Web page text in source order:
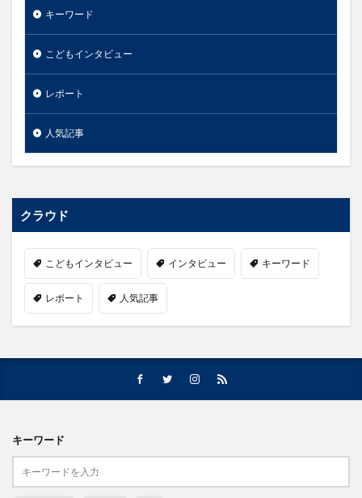
キーワード
こどもインタビュー
レポート
人気記事
クラウド
こどもインタビュー インタビュー キーワード
レポート 人気記事
キーワード